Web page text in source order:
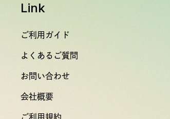
Link
ご利用ガイド
よくあるご質問
お問い合わせ
会社概要
ご利用規約